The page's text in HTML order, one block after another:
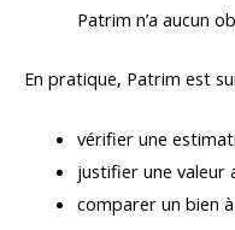
Patrim n’a aucun
En pratique, Patrim est
vérifier une
justifier une valeur
comparer un bien